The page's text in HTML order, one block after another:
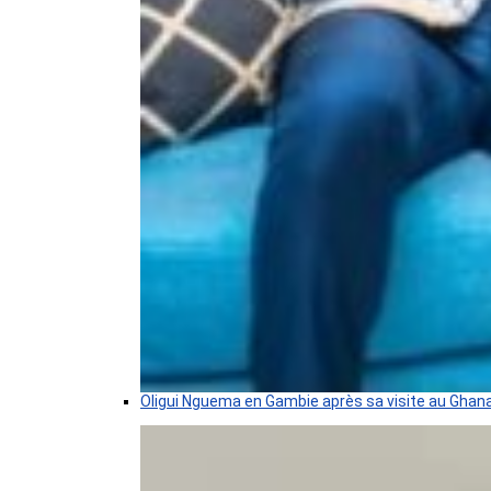
Oligui Nguema en Gambie après sa visite au